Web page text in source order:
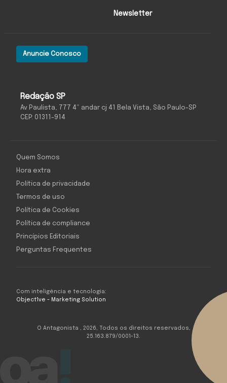
Redação SP
Av Paulista, 777 4º andar cj 41 Bela Vista, São Paulo-SP
CEP: 01311-914
Anuncie Conosco
Newsletter
Com inteligência e tecnologia:
Object1ve - Marketing Solution
Quem Somos
Hora extra
Política de privacidade
Termos de uso
Política de Cookies
Política de compliance
Princípios Editoriais
Perguntas Frequentes
O Antagonista , 2026, Todos os direitos reservados,
25.163.879/0001-13.